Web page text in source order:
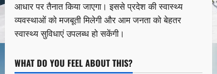
आधार पर तैनात किया जाएगा। इससे प्रदेश की स्वास्थ्य
व्यवस्थाओं को मजबूती मिलेगी और आम जनता को बेहतर
स्वास्थ्य सुविधाएं उपलब्ध हो सकेंगी।
WHAT DO YOU FEEL ABOUT THIS?